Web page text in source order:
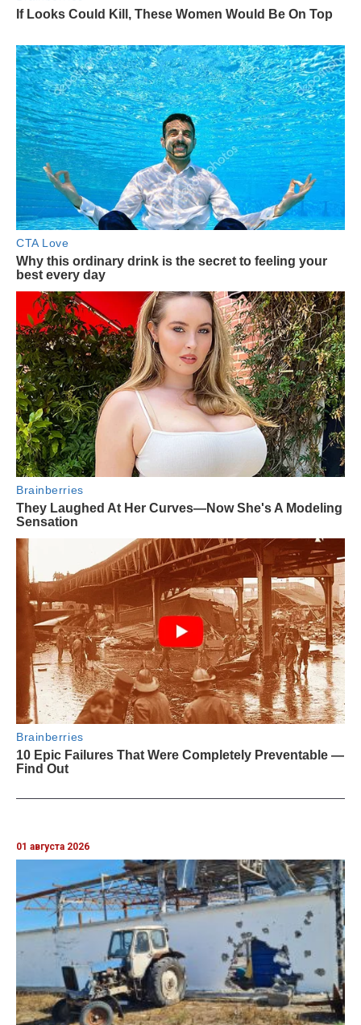
01 августа 2026